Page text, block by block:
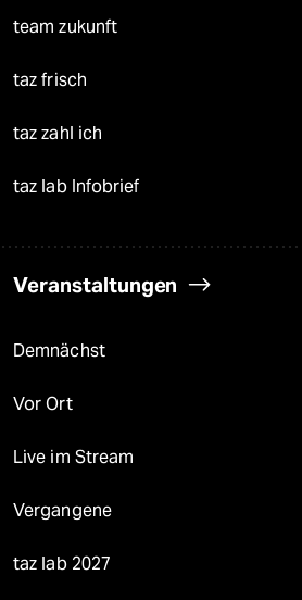
team zukunft
taz frisch
taz zahl ich
taz lab Infobrief
Veranstaltungen
Demnächst
Vor Ort
Live im Stream
Vergangene
taz lab 2027